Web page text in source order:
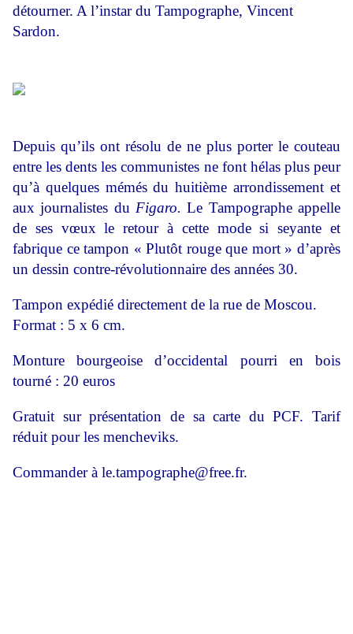
détourner. A l’instar du Tampographe, Vincent
Sardon.
Depuis qu’ils ont résolu de ne plus porter le couteau
entre les dents les communistes ne font hélas plus peur
qu’à quelques mémés du huitième arrondissement et
aux journalistes du Figaro. Le Tampographe appelle
de ses vœux le retour à cette mode si seyante et
fabrique ce tampon « Plutôt rouge que mort » d’après
un dessin contre-révolutionnaire des années 30.
Tampon expédié directement de la rue de Moscou.
Format : 5 x 6 cm.
Monture bourgeoise d’occidental pourri en bois
tourné : 20 euros
Gratuit sur présentation de sa carte du PCF. Tarif
réduit pour les mencheviks.
Commander à le.tampographe@free.fr.